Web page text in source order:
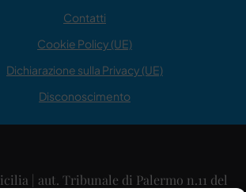
Contatti
Cookie Policy (UE)
Dichiarazione sulla Privacy (UE)
Disconoscimento
| aut. Tribunale di Palermo n.11 del